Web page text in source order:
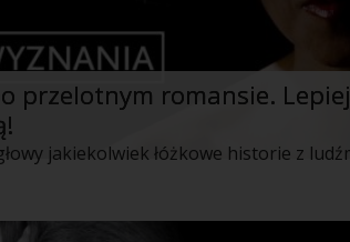
przelotnym romansie.